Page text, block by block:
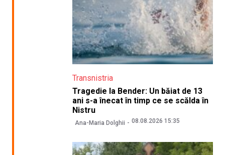
Transnistria
Tragedie la Bender: Un băiat de 13
ani s-a înecat în timp ce se scălda în
Nistru
Ana-Maria Dolghii 08.08.2026 15:35